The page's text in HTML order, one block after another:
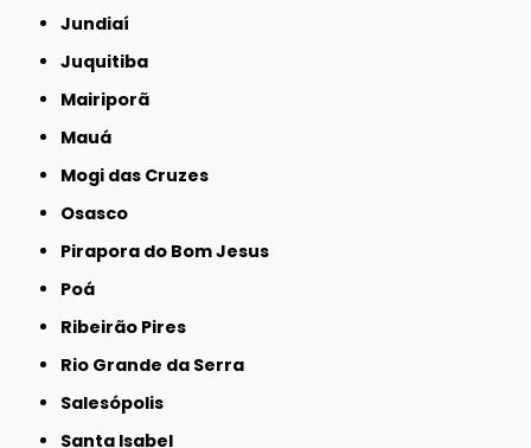
Jundiaí
Juquitiba
Mairiporã
Mauá
Mogi das Cruzes
Osasco
Pirapora do Bom Jesus
Poá
Ribeirão Pires
Rio Grande da Serra
Salesópolis
Santa Isabel